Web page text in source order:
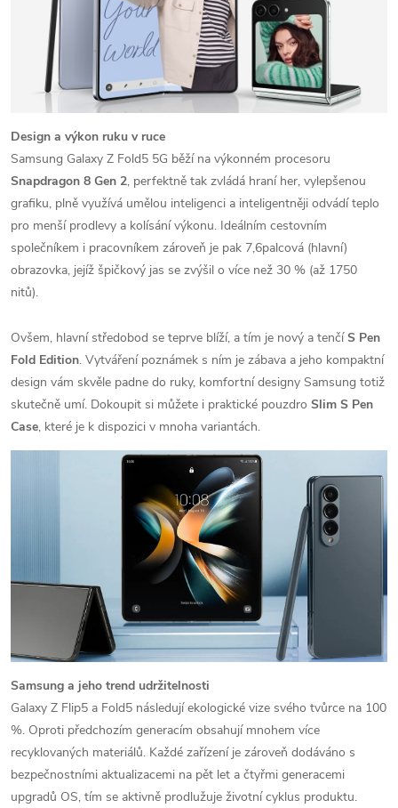
Design a výkon ruku v ruce
Samsung Galaxy Z Fold5 5G běží na výkonném procesoru
Snapdragon 8 Gen 2, perfektně tak zvládá hraní her, vylepšenou
grafiku, plně využívá umělou inteligenci a inteligentněji odvádí teplo
pro menší prodlevy a kolísání výkonu. Ideálním cestovním
společníkem i pracovníkem zároveň je pak 7,6palcová (hlavní)
obrazovka, jejíž špičkový jas se zvýšil o více než 30 % (až 1750
nitů).
Ovšem, hlavní středobod se teprve blíží, a tím je nový a tenčíS Pen
Fold Edition. Vytváření poznámek s ním je zábava a jeho kompaktní
design vám skvěle padne do ruky, komfortní designy Samsung totiž
skutečně umí. Dokoupit si můžete i praktické pouzdro Slim S Pen
Case, které je k dispozici v mnoha variantách.
Samsung a jeho trend udržitelnosti
Galaxy Z Flip5 a Fold5 následují ekologické vize svého tvůrce na 100
%. Oproti předchozím generacím obsahují mnohem více
recyklovaných materiálů. Každé zařízení je zároveň dodáváno s
bezpečnostními aktualizacemi na pět let a čtyřmi generacemi
upgradů OS, tím se aktivně prodlužuje životní cyklus produktu.